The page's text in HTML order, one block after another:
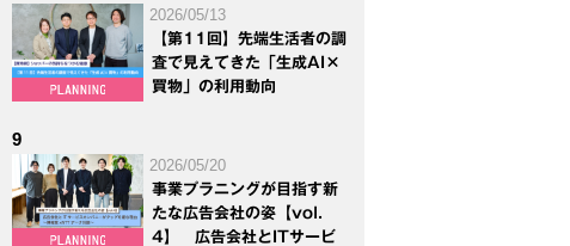
2026/05/13
【第11回】先端生活者の調
査で見えてきた「生成AI×
買物」の利用動向
9
2026/05/20
事業プラニングが目指す新
たな広告会社の姿【vol.
4】 広告会社とITサービ